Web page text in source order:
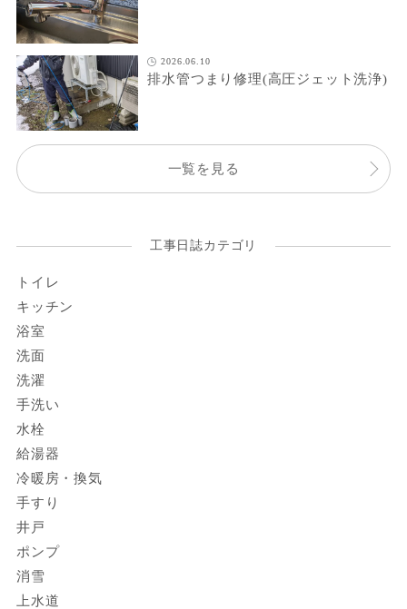
2026.06.10
排水管つまり修理(高圧ジェット洗浄)
一覧を見る
工事日誌カテゴリ
トイレ
キッチン
浴室
洗面
洗濯
手洗い
水栓
給湯器
冷暖房・換気
手すり
井戸
ポンプ
消雪
上水道